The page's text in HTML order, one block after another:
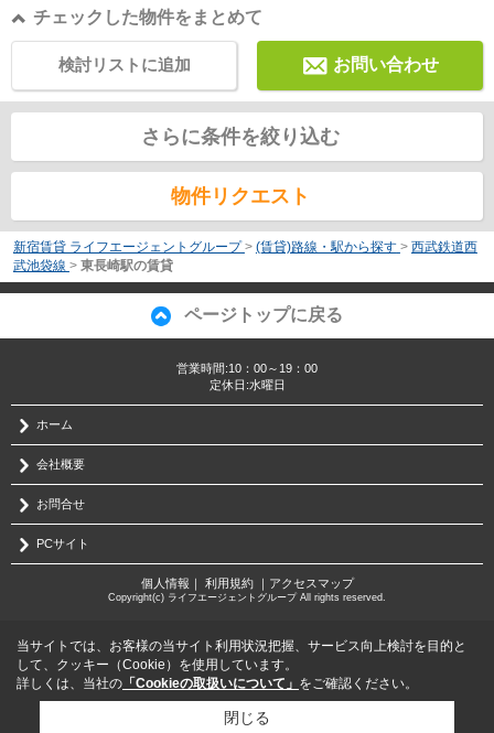
チェックした物件をまとめて
お問い合わせ
検討リストに追加
さらに条件を絞り込む
物件リクエスト
新宿賃貸 ライフエージェントグループ > (賃貸)路線・駅から探す > 西武鉄道西
武池袋線 > 東長崎駅の賃貸
ページトップに戻る
営業時間:10：00～19：00
定休日:水曜日
ホーム
会社概要
お問合せ
PCサイト
個人情報 ｜ 利用規約｜ アクセスマップ
Copyright(c) ライフエージェントグループ All rights reserved.
当サイトでは、お客様の当サイト利用状況把握、サービス向上検討を目的と
して、クッキー（Cookie）を使用しています。
詳しくは、当社の 「Cookieの取扱いについて」 をご確認ください。
閉じる